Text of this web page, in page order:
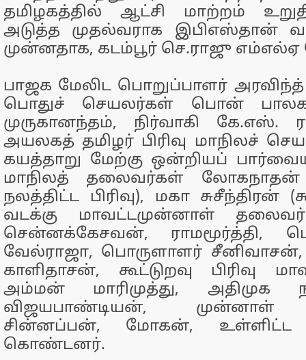
தமிழகத்தில் ஆட்சி மாற்றம்
அடுத்த முதல்வராக இபிஎஸ்தான்
முன்னதாக, கடம்பூர் செ.ராஜு எம்எல்ஏ
பாஜக மேலிட பொறுப்பாளர்
பொதுச் செயலர்கள் பொன்
முருகானந்தம், நிர்வாகி கே.எஸ்.
அயலகத் தமிழர் பிரிவு மாநிலச்
கயத்தாறு மேற்கு ஒன்றியப்
மாநிலத் தலைவர்கள் லோகநாதன்
நலத்திட்ட பிரிவு), மகா சுசீந்திரன்
வடக்கு மாவட்டமுன்னாள்
சென்னக்கேசவன், ராமமூர்த்தி,
வேல்ராஜா, பொருளாளர்
காளிதாசன், கூட்டுறவு பிரிவு
அம்மன் மாரிமுத்து, அதிமுக
விஜயபாண்டியன், முன்னாள்
சின்னப்பன், மோகன், உள்ளிட்ட
கொண்டனர்.